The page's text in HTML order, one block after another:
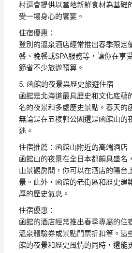
村還會提供以當地新鮮食材為基礎
受一場身心的饗宴。
住宿優惠：
登別的溫泉酒店經常推出春季限定
餐、晚餐或SPA服務等，讓你在享
節省不少旅遊預算。
5. 函館的夜景與歷史旅遊住宿
函館是北海道最具歷史和文化底蘊
名的夜景和多處歷史景點。春天的
無論是在五稜郭公園還是函館山的
迷。
住宿推薦：函館山附近的高端酒店
函館山的夜景在全日本都頗具盛名
山景觀房間，你可以在酒店的陽台
景。此外，函館的老街區和歷史建
厚的歷史氣息。
住宿優惠：
函館的酒店經常推出春季專屬的住
溫泉體驗券或景點門票折扣等。這
館的夜景和歷史風情的同時，還能